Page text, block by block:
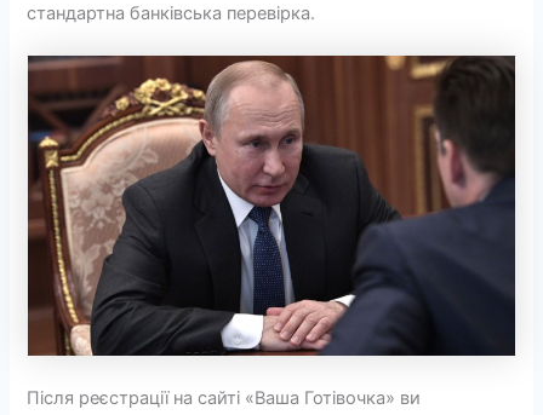
стандартна банківська перевірка.
Після реєстрації на сайті «Ваша Готівочка» ви